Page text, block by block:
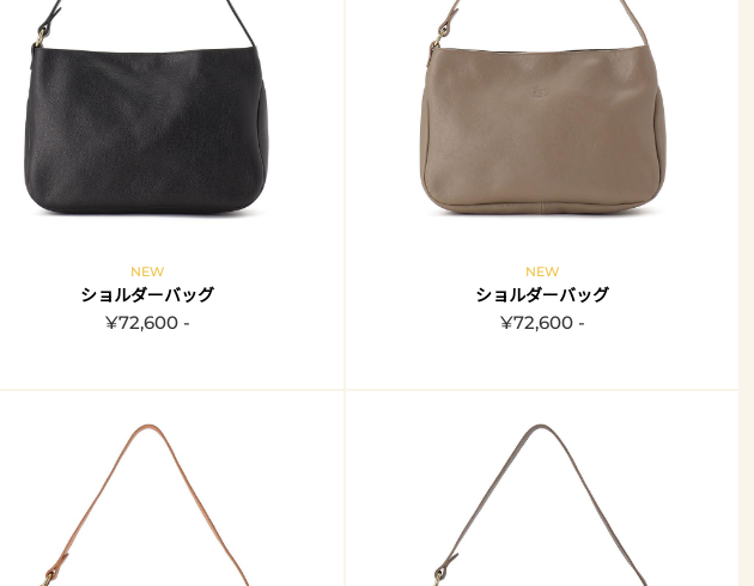
NEW
ショルダーバッグ
¥72,600 -
NEW
ショルダーバッグ
¥72,600 -